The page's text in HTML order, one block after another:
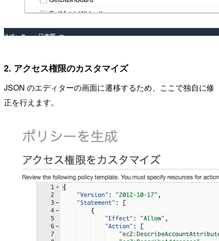
2. アクセス権限のカスタマイズ
JSON のエディターの画面に遷移するため、ここで独自に修
正を行えます。